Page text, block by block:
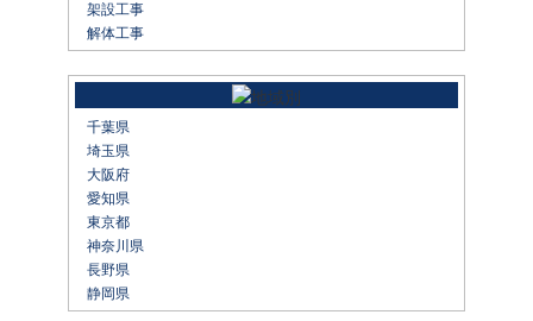
架設工事
解体工事
千葉県
埼玉県
大阪府
愛知県
東京都
神奈川県
長野県
静岡県